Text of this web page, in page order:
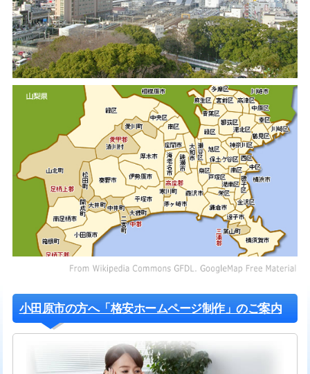
小田原市の方へ「格安ホームページ制作」のご案内